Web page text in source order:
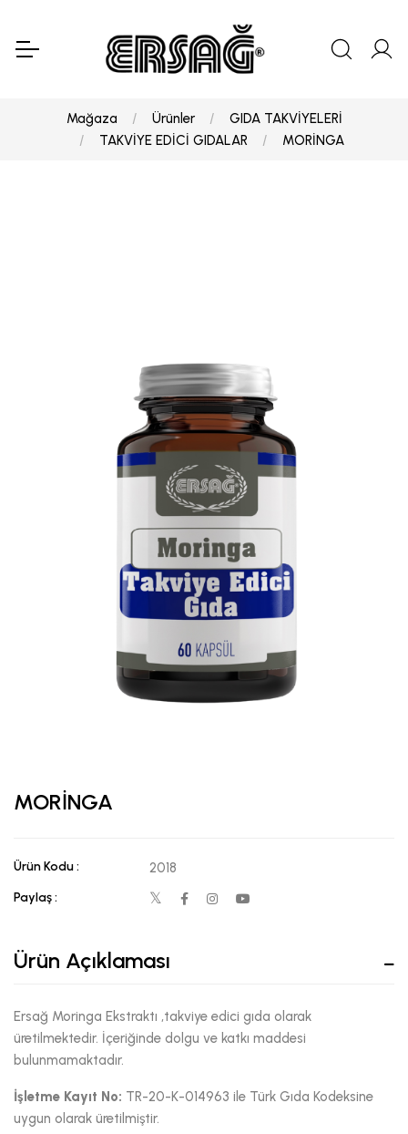
Mağaza Ürünler
GIDA TAKVİYELERİ
TAKVİYE EDİCİ GIDALAR
MORİNGA
MORİNGA
Ürün Kodu : 2018
Paylaş :
Ürün Açıklaması
Ersağ Moringa Ekstraktı ,takviye edici gıda olarak
üretilmektedir. İçeriğinde dolgu ve katkı maddesi
bulunmamaktadır.
İşletme Kayıt No: TR-20-K-014963 ile Türk Gıda Kodeksine
uygun olarak üretilmiştir.